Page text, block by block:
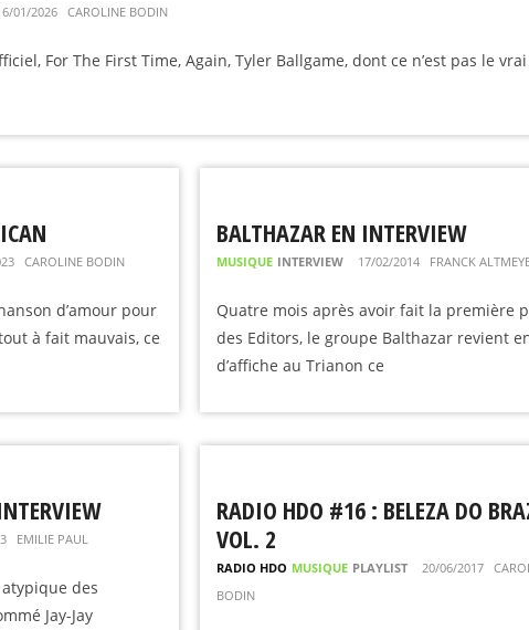
01/2026 CAROLINE BODIN
For The First Time, Again, Tyler Ballgame, dont ce n’est pas le
CAROLINE BODIN
d’amour pour
à fait mauvais, ce
BALTHAZAR EN INTERVIEW
MUSIQUE INTERVIEW 17/02/2014 FRANCK
Quatre mois après avoir fait la première
des Editors, le groupe Balthazar revient
d’affiche au Trianon ce
EMILIE PAUL
des
Jay-Jay
RADIO HDO #16 : BELEZA DO
VOL. 2
RADIO HDO MUSIQUE PLAYLIST 20/06/2017
BODIN